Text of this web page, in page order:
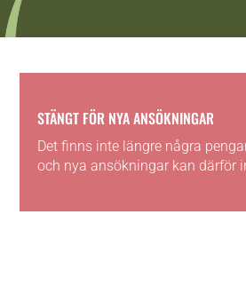
STÄNGT FÖR NYA ANSÖKNINGAR
Det finns inte längre några
och nya ansökningar kan därför